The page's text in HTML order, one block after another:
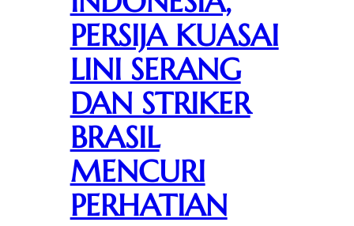
PERSIJA KUASAI
LINI SERANG
DAN STRIKER
BRASIL
MENCURI
PERHATIAN